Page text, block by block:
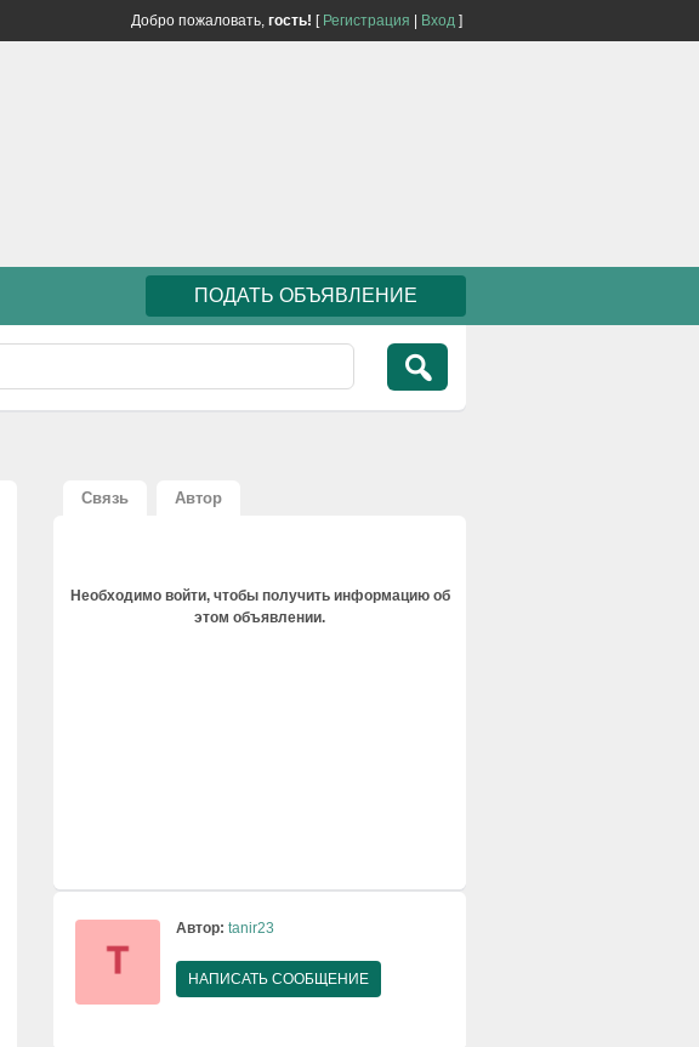
Добро пожаловать, гость! [ Регистрация Вход ]
ПОДАТЬ ОБЪЯВЛЕНИЕ
Связь Автор
Необходимо войти, чтобы получить информацию об
этом объявлении.
Автор: tanir23
НАПИСАТЬ СООБЩЕНИЕ